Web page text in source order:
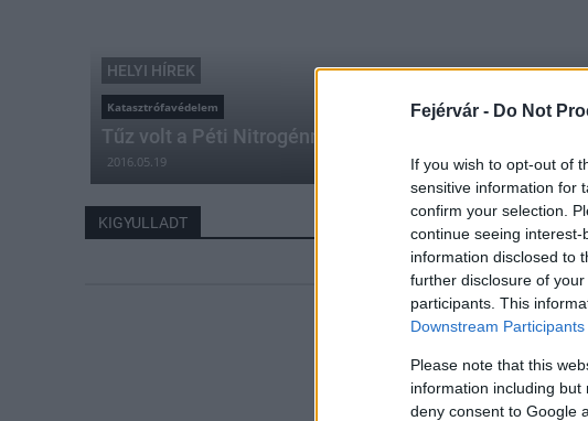
Fejérvár - Do Not
If you wish to opt-out of
sensitive information for
confirm your selection.
continue seeing
information disclosed to
further disclosure of
participants. This
Downstream Participants
Please note that this
information including
deny consent to Google
HELYI HÍREK
Katasztrófavédelem
Tűz volt a Péti Nitrogénművek telephelyén
2016.05.19
KIGYULLADT